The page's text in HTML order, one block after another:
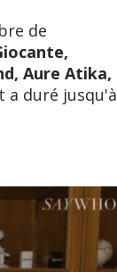
de
Aure Atika,
a duré jusqu'à